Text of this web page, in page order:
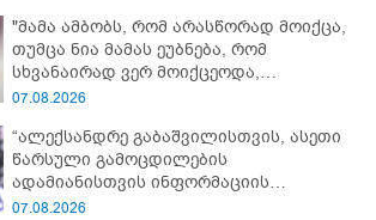
ავალიანის დედა
"მამა ამბობს, რომ არასწორად მოიქცა,
თუმცა ნია მამას ეუბნება, რომ
სხვანაირად ვერ მოიქცეოდა,
თანამედროვე ეპოქაში სხვანაირად
დეტალებზე საუბრობს გიგა ავალიანის
საქმის პროკურორი?
07.08.2026
“ალექსანდრე გაბაშვილისთვის, ასეთი
წარსული გამოცდილების
ადამიანისთვის ინფორმაციის
მიწოდება, რომ მასწავლებელი
07.08.2026